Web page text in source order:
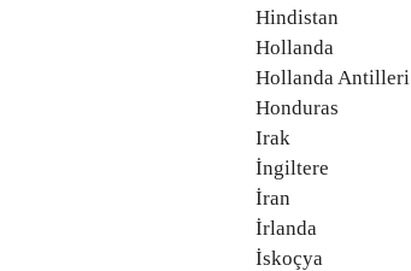
Hindistan
Hollanda
Hollanda Antilleri
Honduras
Irak
İngiltere
İran
İrlanda
İskoçya